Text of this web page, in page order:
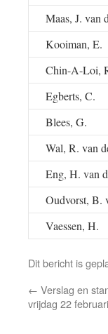
Maas, J. van
Kooiman, E.
Chin-A-Loi,
Egberts, C.
Blees, G.
Wal, R. van
Eng, H. van
Oudvorst, B.
Vaessen, H.
Dit bericht is
← Verslag en
vrijdag 22